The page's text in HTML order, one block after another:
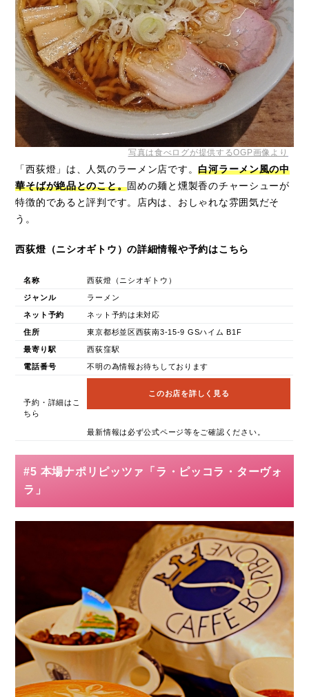
写真は食べログが提供するOGP画像より
「西荻燈」は、人気のラーメン店です。白河ラーメン風の中
華そばが絶品とのこと。固めの麺と燻製香のチャーシューが
特徴的であると評判です。店内は、おしゃれな雰囲気だそ
う。
西荻燈（ニシオギトウ）の詳細情報や予約はこちら
名称 西荻燈（ニシオギトウ）
ジャンル ラーメン
ネット予約 ネット予約は未対応
住所 東京都杉並区西荻南3-15-9 GSハイム B1F
最寄り駅 西荻窪駅
電話番号 不明の為情報お待ちしております
予約・詳細はこ
ちら
このお店を詳しく見る
最新情報は必ず公式ページ等をご確認ください。
#5 本場ナポリピッツァ「ラ・ピッコラ・ターヴォ
ラ」